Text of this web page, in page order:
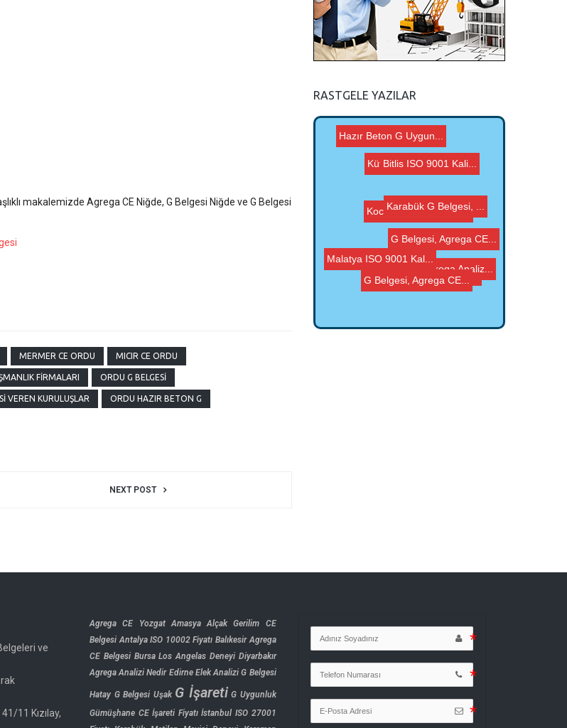
makalemizde Agrega CE Niğde, G Belgesi Niğde ve G Belgesi
MERMER CE ORDU MICIR CE ORDU
FIRMALARI ORDU G BELGESI
VEREN KURULUŞLAR ORDU HAZIR BETON G
NEXT POST
RASTGELE YAZILAR
Kayseri ISO 9001 Kal...
Kocaeli ISO 9001 Kal...
Samsun Agrega Analiz...
Malatya ISO 9001 Kal...
G Belgesi, Agrega CE...
Kütahya ISO 9001 Ka...
G Belgesi, Agrega CE...
Karabük G Belgesi, ...
Bitlis ISO 9001 Kali...
ve
11 Kızılay,
Agrega CE Yozgat
Amasya Alçak Gerilim CE
Belgesi Antalya ISO 10002 Fiyatı Balıkesir Agrega
CE Belgesi Bursa Los Angelas Deneyi Diyarbakır
Agrega Analizi Nedir Edirne Elek Analizi G Belgesi
Hatay G Belgesi Uşak G İşareti G Uygunluk
Gümüşhane CE İşareti Fiyatı İstanbul ISO 27001